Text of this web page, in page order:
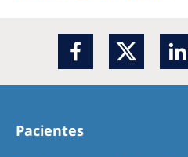
Pacientes